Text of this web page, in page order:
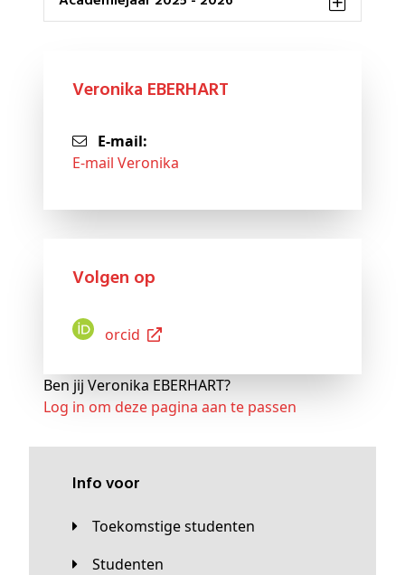
Veronika EBERHART
E-mail:
E-mail Veronika
Volgen op
Orcid
Ben jij Veronika EBERHART?
Log in om deze pagina aan te passen
Info voor
Toekomstige studenten
Studenten